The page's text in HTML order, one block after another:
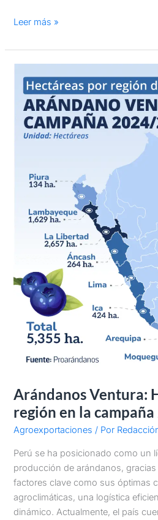
Leer más »
Arándanos Ventura:
región en la
Agroexportaciones / Por
Perú se ha posicionado como un
producción de arándanos,
factores clave como sus óptimas
agroclimáticas, una logística
dinámico. Actualmente, el país
Ventura:
Hectáreas
por
región
campaña
2024/25